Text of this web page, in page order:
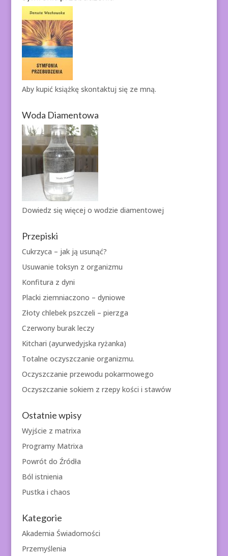
Aby kupić książkę skontaktuj się ze mną.
Woda Diamentowa
Dowiedz się więcej o wodzie diamentowej
Przepiski
Cukrzyca – jak ją usunąć?
Usuwanie toksyn z organizmu
Konfitura z dyni
Placki ziemniaczono – dyniowe
Złoty chlebek pszczeli – pierzga
Czerwony burak leczy
Kitchari (ayurwedyjska ryżanka)
Totalne oczyszczanie organizmu.
Oczyszczanie przewodu pokarmowego
Oczyszczanie sokiem z rzepy kości i stawów
Ostatnie wpisy
Wyjście z matrixa
Programy Matrixa
Powrót do Źródła
Ból istnienia
Pustka i chaos
Kategorie
Akademia Świadomości
Przemyślenia